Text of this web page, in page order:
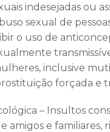
indesejadas ou
sexual de
o uso de
inclusive
forçada e
– Insultos
amigos e familiares,